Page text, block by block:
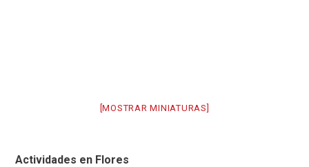
[MOSTRAR MINIATURAS]
Actividades en Flores